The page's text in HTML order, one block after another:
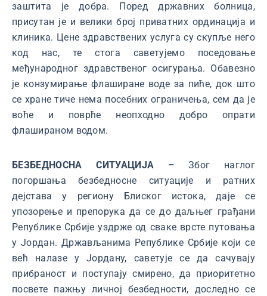
заштита је добра. Поред државних болница,
присутан је и велики број приватних ординација и
клиника. Цене здравствених услуга су скупље него
код нас, те стога саветујемо поседовање
међународног здравственог осигурања. Обавезно
је конзумирање флаширане воде за пиће, док што
се хране тиче нема посебних ограничења, сем да је
воће и поврће неопходно добро опрати
флашираном водом.
БЕЗБЕДНОСНА СИТУАЦИЈА – Због наглог
погоршања безбедносне ситуације и ратних
дејстава у региону Блиског истока, даје се
упозорење и препорука да се до даљњег грађани
Републике Србије уздрже од сваке врсте путовања
у Јордан. Држављанима Републике Србије који се
већ налазе у Јордану, саветује се да сачувају
прибраност и поступају смирено, да приоритетно
посвете пажњу личној безбедности, доследно се